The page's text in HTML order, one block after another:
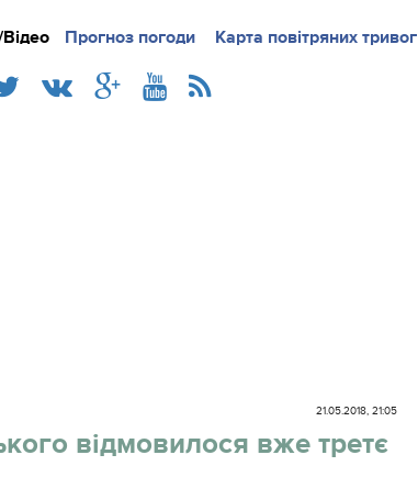
Прогноз погоди Карта повітряних тривог
Докладно Новини Iнтерв`ю Блоги
21.05.2018, 21:05
відмовилося вже третє